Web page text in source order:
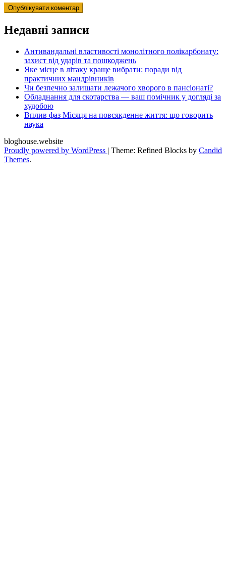
Недавні записи
Антивандальні властивості монолітного полікарбонату:
захист від ударів та пошкоджень
Яке місце в літаку краще вибрати: поради від
практичних мандрівників
Чи безпечно залишати лежачого хворого в пансіонаті?
Обладнання для скотарства — ваш помічник у догляді за
худобою
Вплив фаз Місяця на повсякденне життя: що говорить
наука
bloghouse.website
Proudly powered by WordPress | Theme: Refined Blocks by Candid
Themes.